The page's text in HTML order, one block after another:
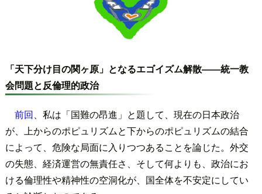
「天下分け目の関ヶ原」となるエゴイズム解散――統一教
会問題と反倫理的政治
前回、私は「国難の昂進」と題して、現在の日本政治
が、上からのポピュリズムと下からのポピュリズムの結合
によって、危険な局面に入りつつあることを論じた。外交
の失態、経済運営の無責任さ、そして何よりも、政治にお
ける倫理性や精神性の空洞化が、国全体を不安定にしてい